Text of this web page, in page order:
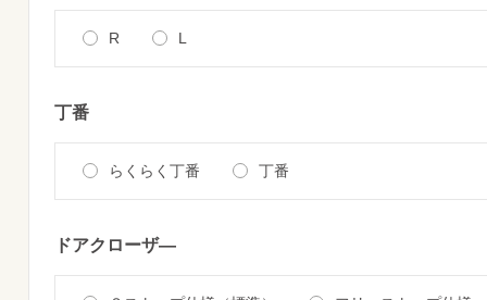
R L
丁番
らくらく丁番 丁番
ドアクローザ―